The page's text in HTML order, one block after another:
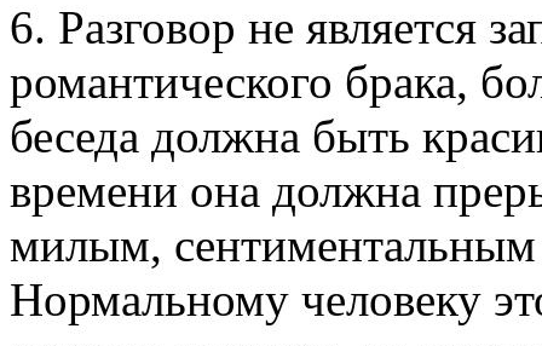
6. Разговор не является
романтического брака,
беседа должна быть
времени она должна
милым, сентиментальным
Нормальному человеку